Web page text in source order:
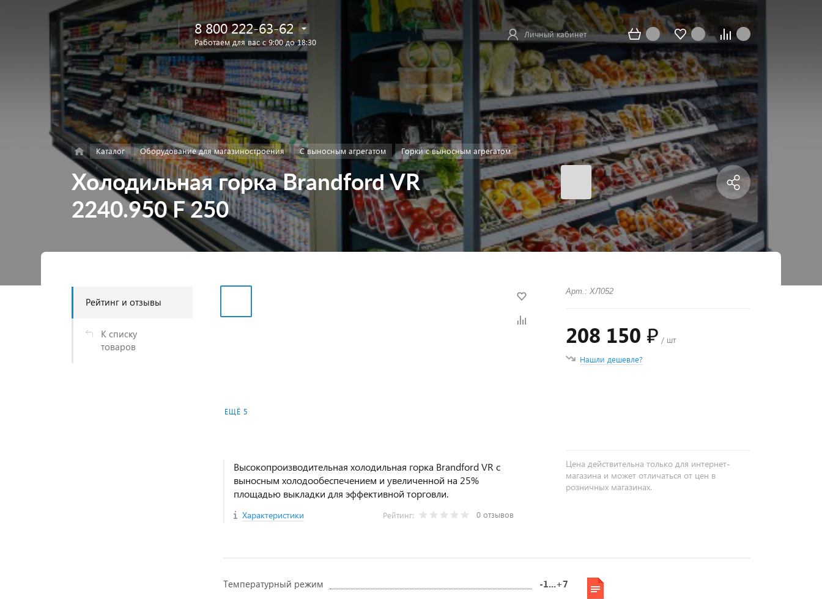
в каталоге
Найти
8 800 222-63-62
Работаем для вас с 9:00 до 18:30
Личный кабинет
Каталог Оборудование для магазиностроения С выносным агрегатом Горки с выносным агрегатом
Холодильная горка Brandford VR
2240.950 F 250
Рейтинг и отзывы
К списку
товаров
ЕЩЁ 5
Высокопроизводительная холодильная горка Brandford VR с
выносным холодообеспечением и увеличенной на 25%
площадью выкладки для эффективной торговли.
Характеристики Рейтинг: 0 отзывов
Арт.: ХЛ052
208 150 ₽ / шт
Нашли дешевле?
Цена действительна только для интернет-
магазина и может отличаться от цен в
розничных магазинах.
Температурный режим
-1...+7